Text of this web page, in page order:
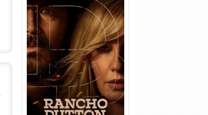
Rancho Dutton 1ª
Temporada Torrent (2026)
WEB-DL 1080p Dual Áudio